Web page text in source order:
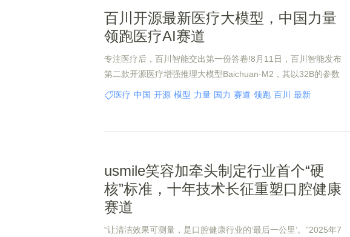
百川开源最新医疗大模型，中国力量
领跑医疗AI赛道
专注医疗后，百川智能交出第一份答卷!8月11日，百川智能发布
第二款开源医疗增强推理大模型Baichuan-M2，其以32B的参数
量，在OpenAI的Healthbench评测集上，超越其刚刚发布5天的开
医疗 中国 开源 模型 力量 国力 赛道 领跑 百川 最新
usmile笑容加牵头制定行业首个“硬
核”标准，十年技术长征重塑口腔健康
赛道
“让清洁效果可测量，是口腔健康行业的‘最后一公里’。”2025年7